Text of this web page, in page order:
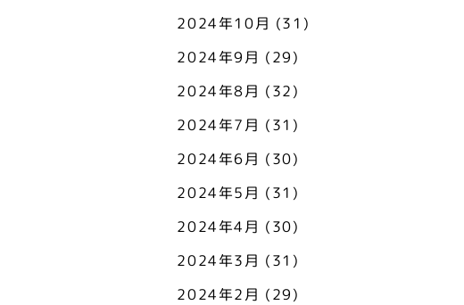
2024年10月 (31)
2024年9月 (29)
2024年8月 (32)
2024年7月 (31)
2024年6月 (30)
2024年5月 (31)
2024年4月 (30)
2024年3月 (31)
2024年2月 (29)